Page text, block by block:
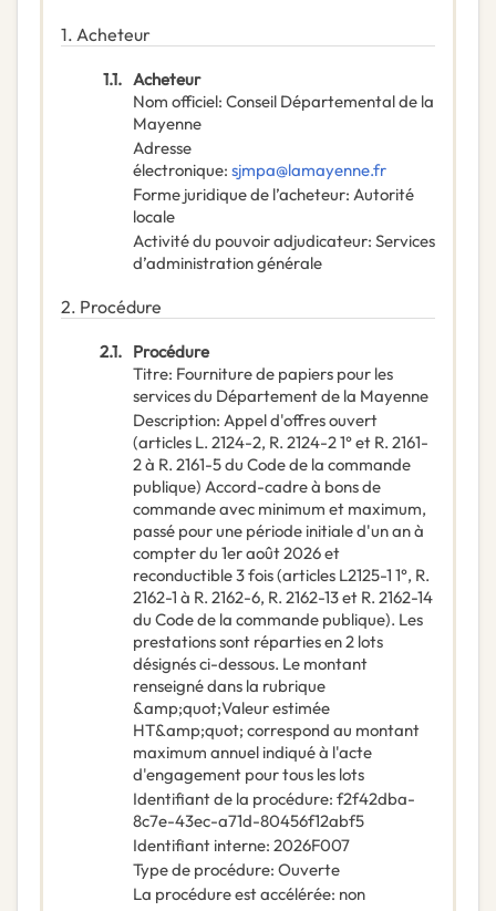
1. Acheteur
1.1. Acheteur
Nom officiel: Conseil Départemental de la
Mayenne
Adresse
électronique: sjmpa@lamayenne.fr
Forme juridique de l’acheteur: Autorité
locale
Activité du pouvoir adjudicateur: Services
d’administration générale
2. Procédure
2.1. Procédure
Titre: Fourniture de papiers pour les
services du Département de la Mayenne
Description: Appel d'offres ouvert
(articles L. 2124-2, R. 2124-2 1° et R. 2161-
2 à R. 2161-5 du Code de la commande
publique) Accord-cadre à bons de
commande avec minimum et maximum,
passé pour une période initiale d'un an à
compter du 1er août 2026 et
reconductible 3 fois (articles L2125-1 1°, R.
2162-1 à R. 2162-6, R. 2162-13 et R. 2162-14
du Code de la commande publique). Les
prestations sont réparties en 2 lots
désignés ci-dessous. Le montant
renseigné dans la rubrique
&amp;quot;Valeur estimée
HT&amp;quot; correspond au montant
maximum annuel indiqué à l'acte
d'engagement pour tous les lots
Identifiant de la procédure: f2f42dba-
8c7e-43ec-a71d-80456f12abf5
Identifiant interne: 2026F007
Type de procédure: Ouverte
La procédure est accélérée: non